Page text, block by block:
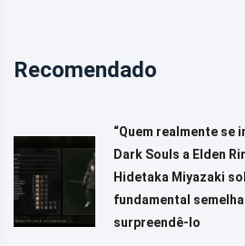
Recomendado
“Quem realmente se
Dark Souls a Elden
Hidetaka Miyazaki
fundamental
surpreendê-lo